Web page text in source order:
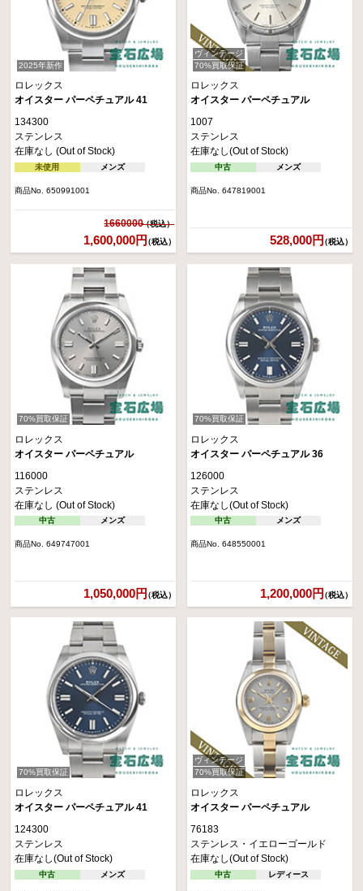
2025年新作
ロレックス
オイスター パーペチュアル 41
134300
ステンレス
在庫なし (Out of Stock)
未使用 メンズ
商品No. 650991001
1660000
1,600,000円（税込）
ヴィンテージ
70%買取保証
ロレックス
オイスター パーペチュアル
1007
ステンレス
在庫なし(Out of Stock)
中古 メンズ
商品No. 647819001
528,000円（税込）
70%買取保証
ロレックス
オイスター パーペチュアル
116000
ステンレス
在庫なし (Out of Stock)
中古 メンズ
商品No. 649747001
1,050,000円（税込）
70%買取保証
ロレックス
オイスター パーペチュアル 36
126000
ステンレス
在庫なし(Out of Stock)
中古 メンズ
商品No. 648550001
1,200,000円（税込）
70%買取保証
ロレックス
オイスター パーペチュアル 41
124300
ステンレス
在庫なし(Out of Stock)
中古 メンズ
ヴィンテージ
70%買取保証
ロレックス
オイスター パーペチュアル
76183
ステンレス・イエローゴールド
在庫なし(Out of Stock)
中古 レディース